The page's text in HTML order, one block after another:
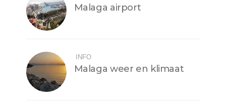
Malaga airport
INFO
Malaga weer en klimaat